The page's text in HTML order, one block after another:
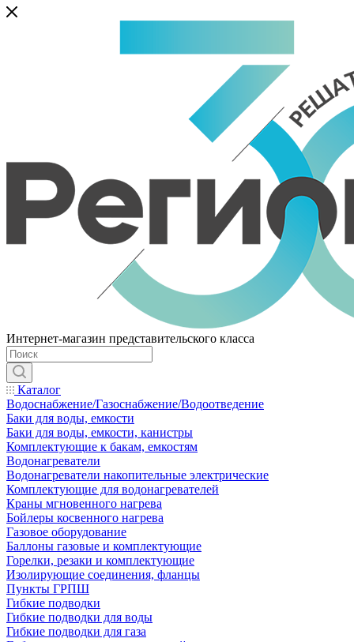
Интернет-магазин представительского класса
Каталог
Водоснабжение/Газоснабжение/Водоотведение
Баки для воды, емкости
Баки для воды, емкости, канистры
Комплектующие к бакам, емкостям
Водонагреватели
Водонагреватели накопительные электрические
Комплектующие для водонагревателей
Краны мгновенного нагрева
Бойлеры косвенного нагрева
Газовое оборудование
Баллоны газовые и комплектующие
Горелки, резаки и комплектующие
Изолирующие соединения, фланцы
Пункты ГРПШ
Гибкие подводки
Гибкие подводки для воды
Гибкие подводки для газа